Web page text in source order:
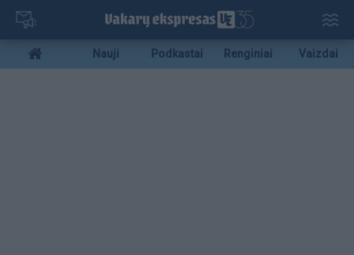
Pereiti
pagrindinį
turinį
Mobile
menu
Nauji Podkastai Renginiai Vaizdai